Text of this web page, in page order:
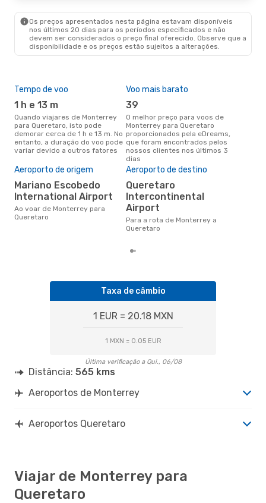
Os preços apresentados nesta página estavam disponíveis
nos últimos 20 dias para os períodos especificados e não
devem ser considerados o preço final oferecido. Observe que a
disponibilidade e os preços estão sujeitos a alterações.
Tempo de voo
1 h e 13 m
Quando viajares de Monterrey
para Queretaro, isto pode
demorar cerca de 1 h e 13 m. No
entanto, a duração do voo pode
variar devido a outros fatores
Voo mais barato
39
O melhor preço para voos de
Monterrey para Queretaro
proporcionados pela eDreams,
que foram encontrados pelos
nossos clientes nos últimos 3
dias
Aeroporto de origem
Mariano Escobedo
International Airport
Ao voar de Monterrey para
Queretaro
Aeroporto de destino
Queretaro
Intercontinental
Airport
Para a rota de Monterrey a
Queretaro
Taxa de câmbio
1 EUR = 20.18 MXN
1 MXN = 0.05 EUR
Última verificação a Qui., 06/08
Distância: 565 kms
Aeroportos de Monterrey
Aeroportos Queretaro
Viajar de Monterrey para
Queretaro